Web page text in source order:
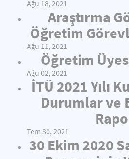
Ağu 18, 2021
Araştırma
Öğretim
Ağu 11, 2021
Öğretim
Ağu 02, 2021
İTÜ 2021 Yılı
Durumlar ve
Tem 30, 2021
30 Ekim 2020